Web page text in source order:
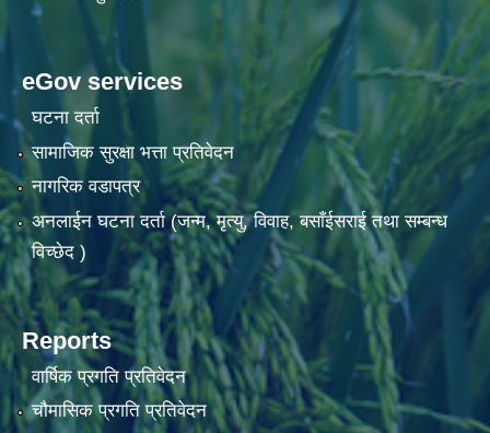
eGov services
घटना दर्ता
सामाजिक सुरक्षा भत्ता प्रतिवेदन
नागरिक वडापत्र
अनलाईन घटना दर्ता (जन्म, मृत्यु, विवाह, बसाँईसराई तथा सम्बन्ध
विच्छेद )
Reports
वार्षिक प्रगति प्रतिवेदन
चौमासिक प्रगति प्रतिवेदन